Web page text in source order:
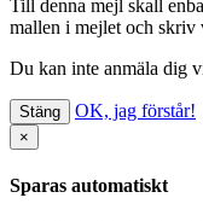
Till denna mejl skall
mallen i mejlet och skriv
Du kan inte anmäla dig
Stäng OK, jag förstår!
×
Sparas automatiskt